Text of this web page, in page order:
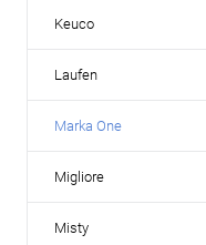
Keuco
Laufen
Marka One
Migliore
Misty